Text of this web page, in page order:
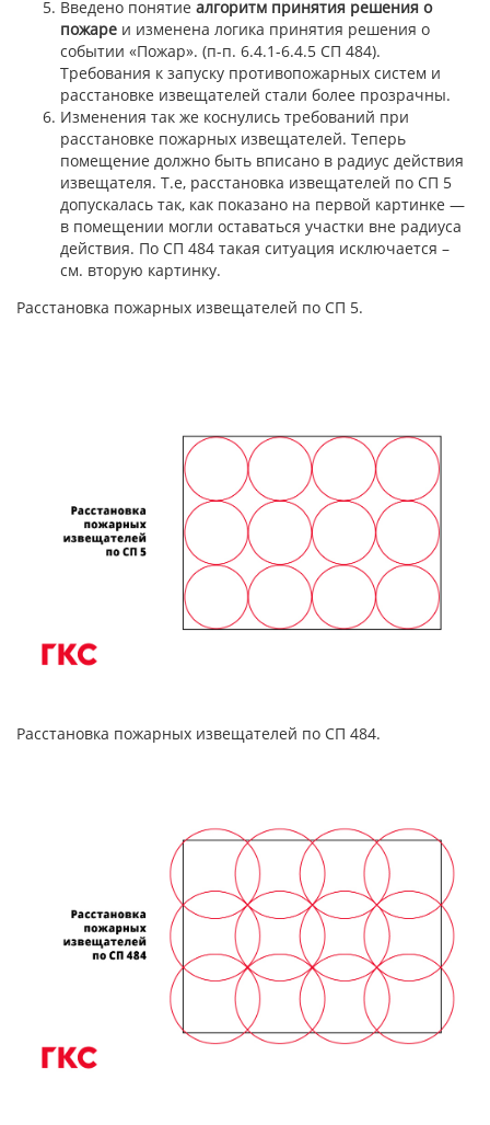
Введено понятие алгоритм принятия решения о
пожаре и изменена логика принятия решения о
событии «Пожар». (п-п. 6.4.1-6.4.5 СП 484).
Требования к запуску противопожарных систем и
расстановке извещателей стали более прозрачны.
Изменения так же коснулись требований при
расстановке пожарных извещателей. Теперь
помещение должно быть вписано в радиус действия
извещателя. Т.е, расстановка извещателей по СП 5
допускалась так, как показано на первой картинке —
в помещении могли оставаться участки вне радиуса
действия. По СП 484 такая ситуация исключается –
см. вторую картинку.
Расстановка пожарных извещателей по СП 5.
Расстановка пожарных извещателей по СП 484.